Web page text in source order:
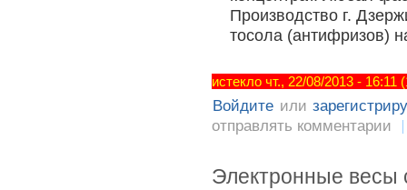
Производство г.
тосола (антифризов)
истекло чт., 22/08/2013 -
Войдите или
отправлять комментарии
Электронные весы